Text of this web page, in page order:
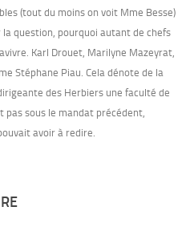
(tout du moins on voit Mme Besse)
question, pourquoi autant de chefs
Karl Drouet, Marilyne Mazeyrat,
Stéphane Piau. Cela dénote de la
des Herbiers une faculté de
pas sous le mandat précédent,
avoir à redire.